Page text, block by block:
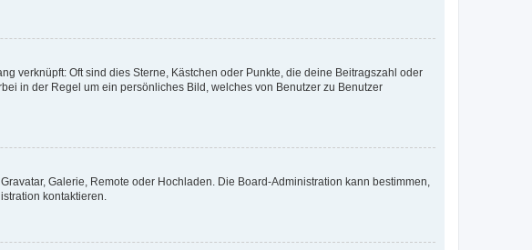
verknüpft: Oft sind dies Sterne, Kästchen oder Punkte, die deine Beitragszahl oder
in der Regel um ein persönliches Bild, welches von Benutzer zu Benutzer
Galerie, Remote oder Hochladen. Die Board-Administration kann bestimmen,
kontaktieren.